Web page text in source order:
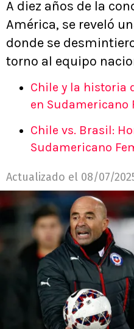
A diez años de la
América, se reveló
donde se
torno al equipo
Chile y la historia
en Sudamericano
Chile vs. Brasil:
Sudamericano
Actualizado el 08/07/